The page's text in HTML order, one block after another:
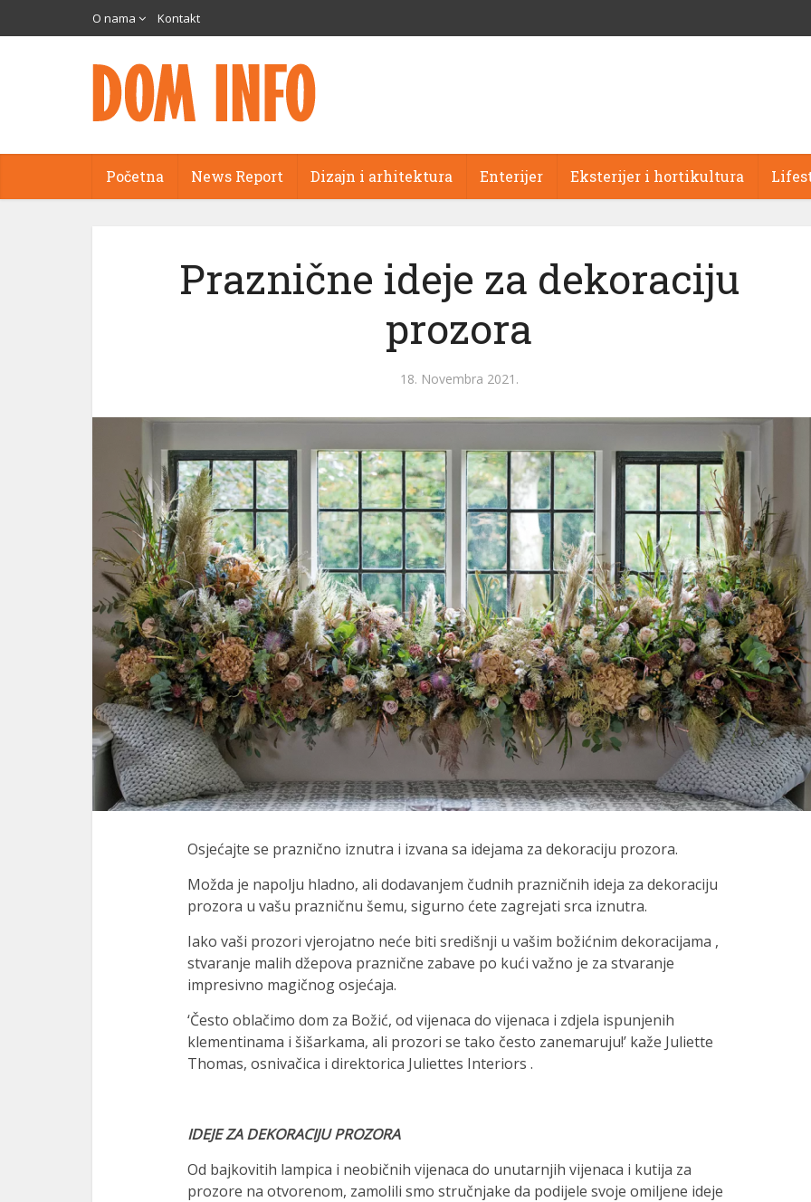
O nama Kontakt
Početna News Report Dizajn i arhitektura Enterijer Eksterijer i hortikultura
Praznične ideje za dekoraciju
prozora
18. Novembra 2021.
Osjećajte se praznično iznutra i izvana sa idejama za dekoraciju prozora.
Možda je napolju hladno, ali dodavanjem čudnih prazničnih ideja za dekoraciju
prozora u vašu prazničnu šemu, sigurno ćete zagrejati srca iznutra.
Iako vaši prozori vjerojatno neće biti središnji u vašim božićnim dekoracijama ,
stvaranje malih džepova praznične zabave po kući važno je za stvaranje
impresivno magičnog osjećaja.
‘Često oblačimo dom za Božić, od vijenaca do vijenaca i zdjela ispunjenih
klementinama i šišarkama, ali prozori se tako često zanemaruju!’ kaže Juliette
Thomas, osnivačica i direktorica Juliettes Interiors .
IDEJE ZA DEKORACIJU PROZORA
Od bajkovitih lampica i neobičnih vijenaca do unutarnjih vijenaca i kutija za
prozore na otvorenom, zamolili smo stručnjake da podijele svoje omiljene ideje